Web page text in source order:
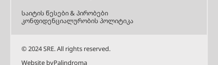
© 2024 SRE. All rights reserved.
საიტის წესები & პირობები
კონფიდენციალურობის პოლიტიკა
Website byPalindroma